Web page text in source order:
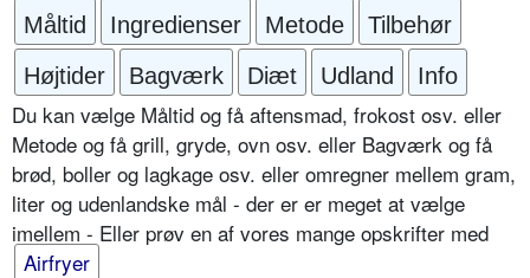
Måltid Ingredienser Metode
Tilbehør
Højtider
Bagværk Diæt Udland Info
Du kan vælge Måltid og få aftensmad, frokost osv. eller
Metode og få grill, gryde, ovn osv. eller Bagværk og få
brød, boller og lagkage osv. eller omregner mellem gram,
liter og udenlandske mål - der er er meget at vælge
imellem - Eller prøv en af vores mange opskrifter med
Airfryer